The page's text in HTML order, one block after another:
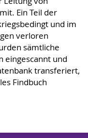
Ein Teil der
und im
verloren
sämtliche
eingescannt und
transferiert,
Findbuch